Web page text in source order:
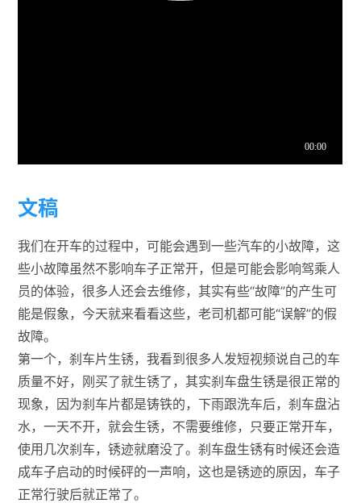
文稿
我们在开车的过程中，可能会遇到一些汽车的小故障，这
些小故障虽然不影响车子正常开，但是可能会影响驾乘人
员的体验，很多人还会去维修，其实有些“故障”的产生可
能是假象，今天就来看看这些，老司机都可能“误解”的假
故障。
第一个，刹车片生锈，我看到很多人发短视频说自己的车
质量不好，刚买了就生锈了，其实刹车盘生锈是很正常的
现象，因为刹车片都是铸铁的，下雨跟洗车后，刹车盘沾
水，一天不开，就会生锈，不需要维修，只要正常开车，
使用几次刹车，锈迹就磨没了。刹车盘生锈有时候还会造
成车子启动的时候砰的一声响，这也是锈迹的原因，车子
正常行驶后就正常了。